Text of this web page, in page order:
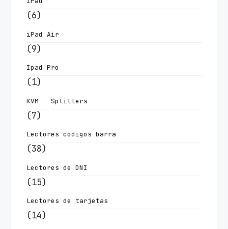
(6)
iPad Air
(9)
Ipad Pro
(1)
KVM - Splitters
(7)
Lectores codigos barra
(38)
Lectores de DNI
(15)
Lectores de tarjetas
(14)